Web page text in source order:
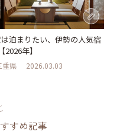
泊まりたい、伊勢の人気宿
2026年】
重県 2026.03.03
すめ記事